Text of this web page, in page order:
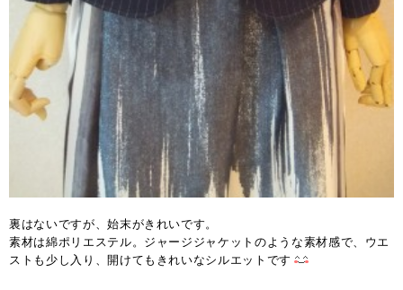
裏はないですが、始末がきれいです。
素材は綿ポリエステル。ジャージジャケットのような素材感で、ウエ
ストも少し入り、開けてもきれいなシルエットです